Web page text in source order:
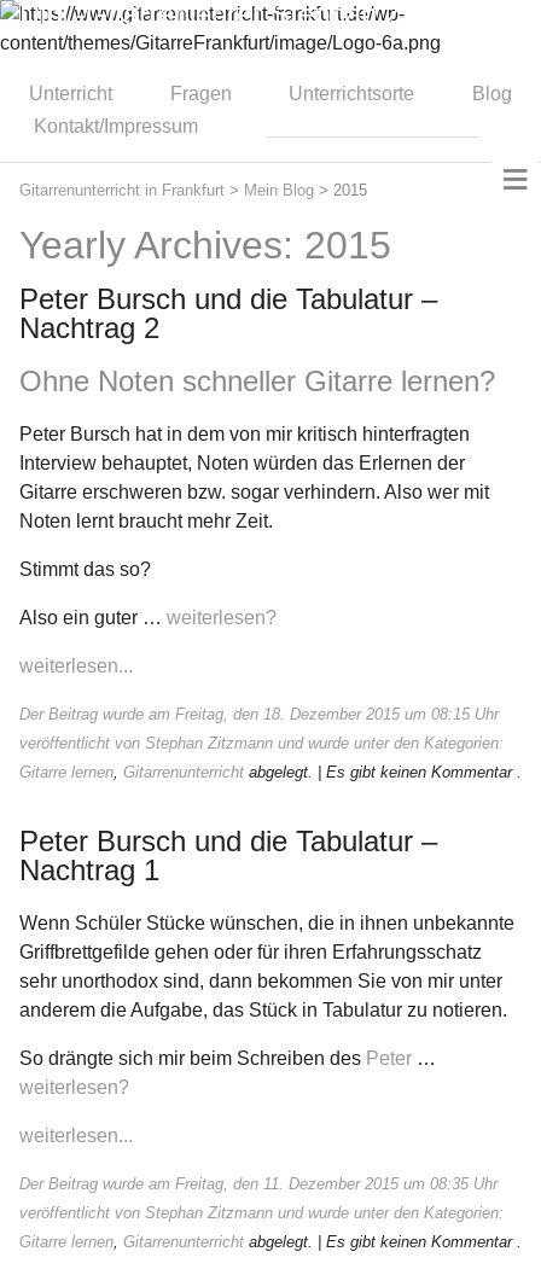
Dipl.-Gitarrenlehrer Stephan Zitzmann
Unterricht Fragen Unterrichtsorte
Blog
Kontakt/Impressum
≡
Gitarrenunterricht in Frankfurt > Mein Blog > 2015
Yearly Archives: 2015
Peter Bursch und die Tabulatur –
Nachtrag 2
Ohne Noten schneller Gitarre lernen?
Peter Bursch hat in dem von mir kritisch hinterfragten
Interview behauptet, Noten würden das Erlernen der
Gitarre erschweren bzw. sogar verhindern. Also wer mit
Noten lernt braucht mehr Zeit.
Stimmt das so?
Also ein guter … weiterlesen?
weiterlesen...
Der Beitrag wurde am Freitag, den 18. Dezember 2015 um 08:15 Uhr
veröffentlicht von Stephan Zitzmann und wurde unter den Kategorien:
Gitarre lernen, Gitarrenunterricht abgelegt. | Es gibt keinen Kommentar .
Peter Bursch und die Tabulatur –
Nachtrag 1
Wenn Schüler Stücke wünschen, die in ihnen unbekannte
Griffbrettgefilde gehen oder für ihren Erfahrungsschatz
sehr unorthodox sind, dann bekommen Sie von mir unter
anderem die Aufgabe, das Stück in Tabulatur zu notieren.
So drängte sich mir beim Schreiben des Peter …
weiterlesen?
weiterlesen...
Der Beitrag wurde am Freitag, den 11. Dezember 2015 um 08:35 Uhr
veröffentlicht von Stephan Zitzmann und wurde unter den Kategorien:
Gitarre lernen Gitarrenunterricht abgelegt. | Es gibt keinen Kommentar .